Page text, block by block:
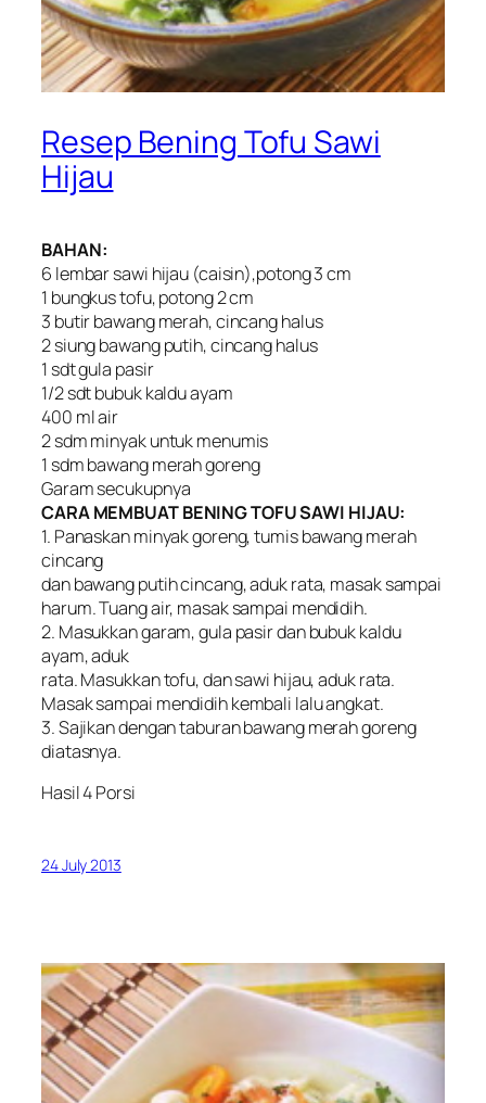
Resep Bening Tofu Sawi
Hijau
BAHAN:
6 lembar sawi hijau (caisin),potong 3 cm
1 bungkus tofu, potong 2 cm
3 butir bawang merah, cincang halus
2 siung bawang putih, cincang halus
1 sdt gula pasir
1/2 sdt bubuk kaldu ayam
400 ml air
2 sdm minyak untuk menumis
1 sdm bawang merah goreng
Garam secukupnya
CARA MEMBUAT BENING TOFU SAWI HIJAU:
1. Panaskan minyak goreng, tumis bawang merah
cincang
dan bawang putih cincang, aduk rata, masak sampai
harum. Tuang air, masak sampai mendidih.
2. Masukkan garam, gula pasir dan bubuk kaldu
ayam, aduk
rata. Masukkan tofu, dan sawi hijau, aduk rata.
Masak sampai mendidih kembali lalu angkat.
3. Sajikan dengan taburan bawang merah goreng
diatasnya.
Hasil 4 Porsi
24 July 2013